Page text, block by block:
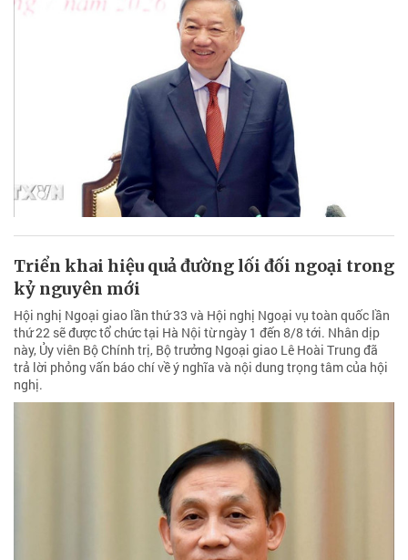
Triển khai hiệu quả đường lối đối ngoại trong
kỷ nguyên mới
Hội nghị Ngoại giao lần thứ 33 và Hội nghị Ngoại vụ toàn quốc lần
thứ 22 sẽ được tổ chức tại Hà Nội từ ngày 1 đến 8/8 tới. Nhân dịp
này, Ủy viên Bộ Chính trị, Bộ trưởng Ngoại giao Lê Hoài Trung đã
trả lời phỏng vấn báo chí về ý nghĩa và nội dung trọng tâm của hội
nghị.